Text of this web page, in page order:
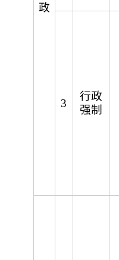
政
3
行政
强制